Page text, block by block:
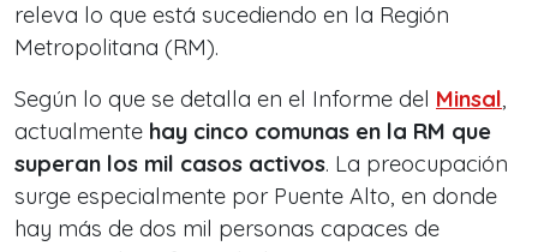
releva lo que está sucediendo en la Región
Metropolitana (RM).
Según lo que se detalla en el Informe del Minsal,
actualmente hay cinco comunas en la RM que
superan los mil casos activos. La preocupación
surge especialmente por Puente Alto, en donde
hay más de dos mil personas capaces de